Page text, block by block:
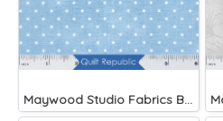
Maywood Studio Fabrics Beautiful Basics Blue